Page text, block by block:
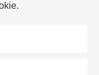
– 19:00